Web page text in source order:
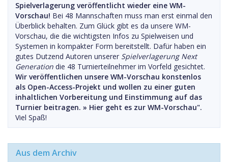
Spielverlagerung veröffentlicht wieder eine WM-
Vorschau! Bei 48 Mannschaften muss man erst einmal den
Überblick behalten. Zum Glück gibt es da unsere WM-
Vorschau, die die wichtigsten Infos zu Spielweisen und
Systemen in kompakter Form bereitstellt. Dafür haben ein
gutes Dutzend Autoren unserer Spielverlagerung Next
Generation die 48 Turnierteilnehmer im Vorfeld gesichtet.
Wir veröffentlichen unsere WM-Vorschau konstenlos
als Open-Access-Projekt und wollen zu einer guten
inhaltlichen Vorbereitung und Einstimmung auf das
Turnier beitragen. » Hier geht es zur WM-Vorschau".
Viel Spaß!
Aus dem Archiv